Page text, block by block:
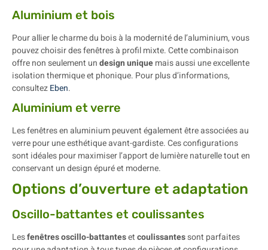
Aluminium et bois
Pour allier le charme du bois à la modernité de l’aluminium, vous
pouvez choisir des fenêtres à profil mixte. Cette combinaison
offre non seulement undesign uniquemais aussi une excellente
isolation thermique et phonique. Pour plus d’informations,
consultezEben.
Aluminium et verre
Les fenêtres en aluminium peuvent également être associées au
verre pour une esthétique avant-gardiste. Ces configurations
sont idéales pour maximiser l’apport de lumière naturelle tout en
conservant un design épuré et moderne.
Options d’ouverture et adaptation
Oscillo-battantes et coulissantes
Lesfenêtres oscillo-battantesetcoulissantessont parfaites